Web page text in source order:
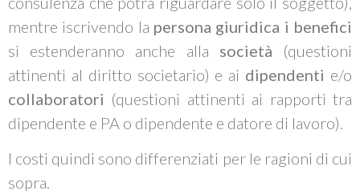
mentre iscrivendo la persona giuridica i benefici
si estenderanno anche alla società (questioni
attinenti al diritto societario) e ai dipendenti e/o
collaboratori (questioni attinenti ai rapporti tra
dipendente e PA o dipendente e datore di lavoro).
I costi quindi sono differenziati per le ragioni di cui
sopra.​